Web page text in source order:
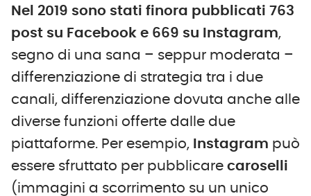
Nel 2019 sono stati finora pubblicati 763
post su Facebook e 669 su Instagram,
segno di una sana – seppur moderata –
differenziazione di strategia tra i due
canali, differenziazione dovuta anche alle
diverse funzioni offerte dalle due
piattaforme. Per esempio, Instagram può
essere sfruttato per pubblicare caroselli
(immagini a scorrimento su un unico